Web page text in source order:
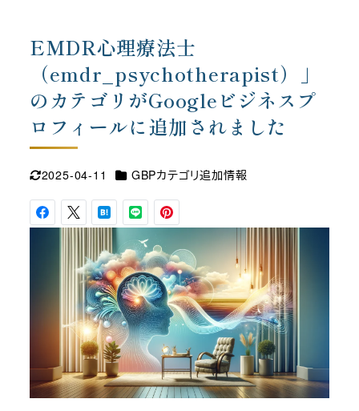
EMDR心理療法士
（emdr_psychotherapist）」
のカテゴリがGoogleビジネスプ
ロフィールに追加されました
更新日
2025-04-11 カテゴリー
GBPカテゴリ追加情報